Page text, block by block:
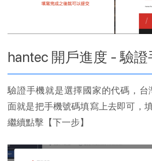
hantec 開戶進度 - 驗
驗證手機就是選擇國家的代碼，台
面就是把手機號碼填寫上去即可，
繼續點擊【下一步】